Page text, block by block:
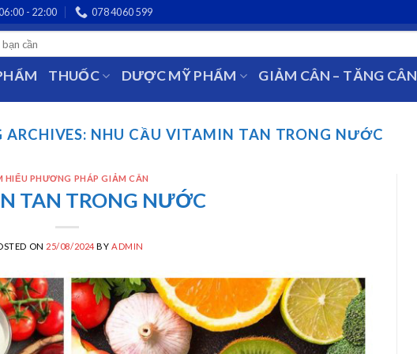
- 22:00 078 4060 599
THUỐC DƯỢC MỸ PHẨM GIẢM CÂN – TĂNG CÂN
ARCHIVES: NHU CẦU VITAMIN TAN TRONG NƯỚC
HIỂU PHƯƠNG PHÁP GIẢM CÂN
TAN TRONG NƯỚC
ON 25/08/2024 BYADMIN